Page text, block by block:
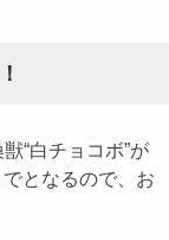
“白チョコボ”が
となるので、お